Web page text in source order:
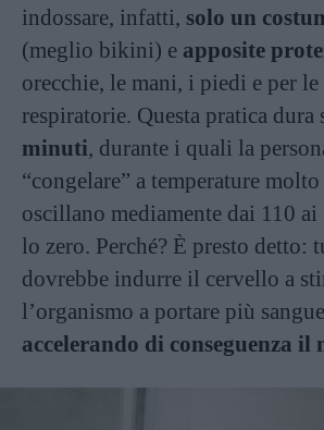
indossare, infatti, solo un
(meglio bikini) e apposite
orecchie, le mani, i piedi e per
respiratorie. Questa pratica dura
minuti, durante i quali la
“congelare” a temperature molto
oscillano mediamente dai 110
lo zero. Perché? È presto detto:
dovrebbe indurre il cervello a
l’organismo a portare più
accelerando di conseguenza il